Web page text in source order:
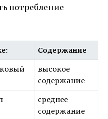
потребление
Содержание
высокое
содержание
среднее
содержание